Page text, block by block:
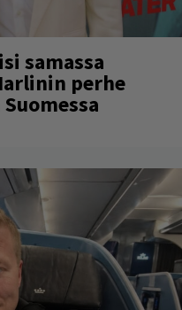
samassa
perhe